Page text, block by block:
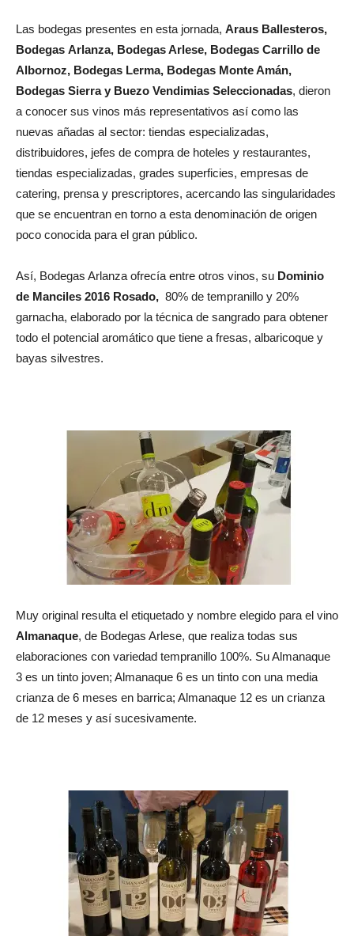
Las bodegas presentes en esta jornada, Araus Ballesteros,
Bodegas Arlanza, Bodegas Arlese, Bodegas Carrillo de
Albornoz, Bodegas Lerma, Bodegas Monte Amán,
Bodegas Sierra y Buezo Vendimias Seleccionadas, dieron
a conocer sus vinos más representativos así como las
nuevas añadas al sector: tiendas especializadas,
distribuidores, jefes de compra de hoteles y restaurantes,
tiendas especializadas, grades superficies, empresas de
catering, prensa y prescriptores, acercando las singularidades
que se encuentran en torno a esta denominación de origen
poco conocida para el gran público.
Así, Bodegas Arlanza ofrecía entre otros vinos, su Dominio
de Manciles 2016 Rosado, 80% de tempranillo y 20%
garnacha, elaborado por la técnica de sangrado para obtener
todo el potencial aromático que tiene a fresas, albaricoque y
bayas silvestres.
Muy original resulta el etiquetado y nombre elegido para el vino
Almanaque, de Bodegas Arlese, que realiza todas sus
elaboraciones con variedad tempranillo 100%. Su Almanaque
3 es un tinto joven; Almanaque 6 es un tinto con una media
crianza de 6 meses en barrica; Almanaque 12 es un crianza
de 12 meses y así sucesivamente.